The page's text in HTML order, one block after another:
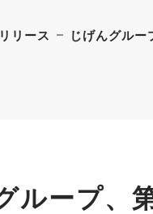
リース じげんグル
ループ、